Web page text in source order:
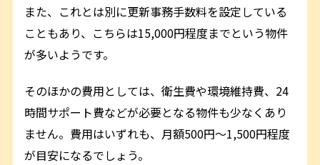
また、これとは別に更新事務手数料を設定している
こともあり、こちらは15,000円程度までという物件
が多いようです。
そのほかの費用としては、衛生費や環境維持費、24
時間サポート費などが必要となる物件も少なくあり
ません。費用はいずれも、月額500円～1,500円程度
が目安になるでしょう。